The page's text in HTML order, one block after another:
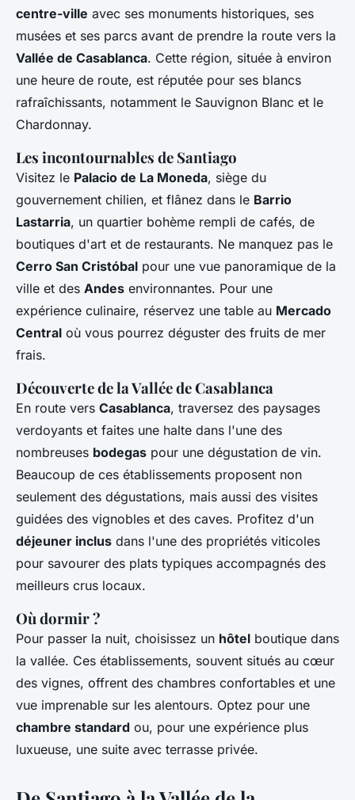
centre-ville avec ses monuments historiques, ses
musées et ses parcs avant de prendre la route vers la
Vallée de Casablanca. Cette région, située à environ
une heure de route, est réputée pour ses blancs
rafraîchissants, notamment le Sauvignon Blanc et le
Chardonnay.
Les incontournables de Santiago
Visitez le Palacio de La Moneda, siège du
gouvernement chilien, et flânez dans le Barrio
Lastarria, un quartier bohème rempli de cafés, de
boutiques d'art et de restaurants. Ne manquez pas le
Cerro San Cristóbal pour une vue panoramique de la
ville et des Andes environnantes. Pour une
expérience culinaire, réservez une table au Mercado
Central où vous pourrez déguster des fruits de mer
frais.
Découverte de la Vallée de Casablanca
En route vers Casablanca, traversez des paysages
verdoyants et faites une halte dans l'une des
nombreuses bodegas pour une dégustation de vin.
Beaucoup de ces établissements proposent non
seulement des dégustations, mais aussi des visites
guidées des vignobles et des caves. Profitez d'un
déjeuner inclus dans l'une des propriétés viticoles
pour savourer des plats typiques accompagnés des
meilleurs crus locaux.
Où dormir ?
Pour passer la nuit, choisissez un hôtel boutique dans
la vallée. Ces établissements, souvent situés au cœur
des vignes, offrent des chambres confortables et une
vue imprenable sur les alentours. Optez pour une
chambre standard ou, pour une expérience plus
luxueuse, une suite avec terrasse privée.